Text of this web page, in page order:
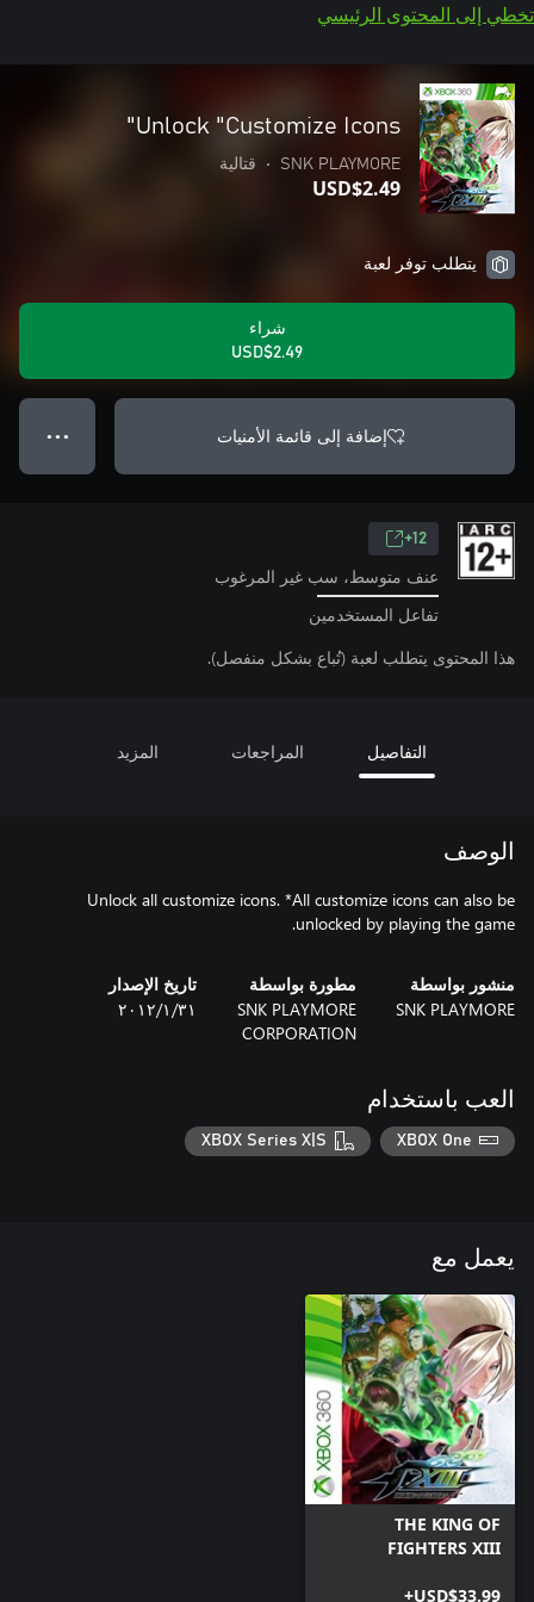
تخطي إلى المحتوى الرئيسي
Unlock "Customize Icons"
SNK PLAYMORE
• قتالية
USD$2.49
يتطلب توفر لعبة
شراء
USD$2.49
إضافة إلى قائمة الأمنيات ● ● ●
12+
عنف متوسط، سب غير المرغوب
تفاعل المستخدمين
هذا المحتوى يتطلب لعبة (تُباع بشكل منفصل).
التفاصيل المراجعات المزيد
الوصف
Unlock all customize icons. *All customize icons can also be
unlocked by playing the game.
منشور بواسطة
SNK PLAYMORE
مطورة بواسطة
SNK PLAYMORE
CORPORATION
تاريخ الإصدار
٣١‏/١‏/٢٠١٢
العب باستخدام
XBOX One
XBOX Series X|S
يعمل مع
THE KING OF
FIGHTERS XIII
USD$33.99+